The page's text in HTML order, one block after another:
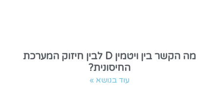
מה הקשר בין ויטמין D לבין חיזוק המערכת
החיסונית?
עוד בנושא »